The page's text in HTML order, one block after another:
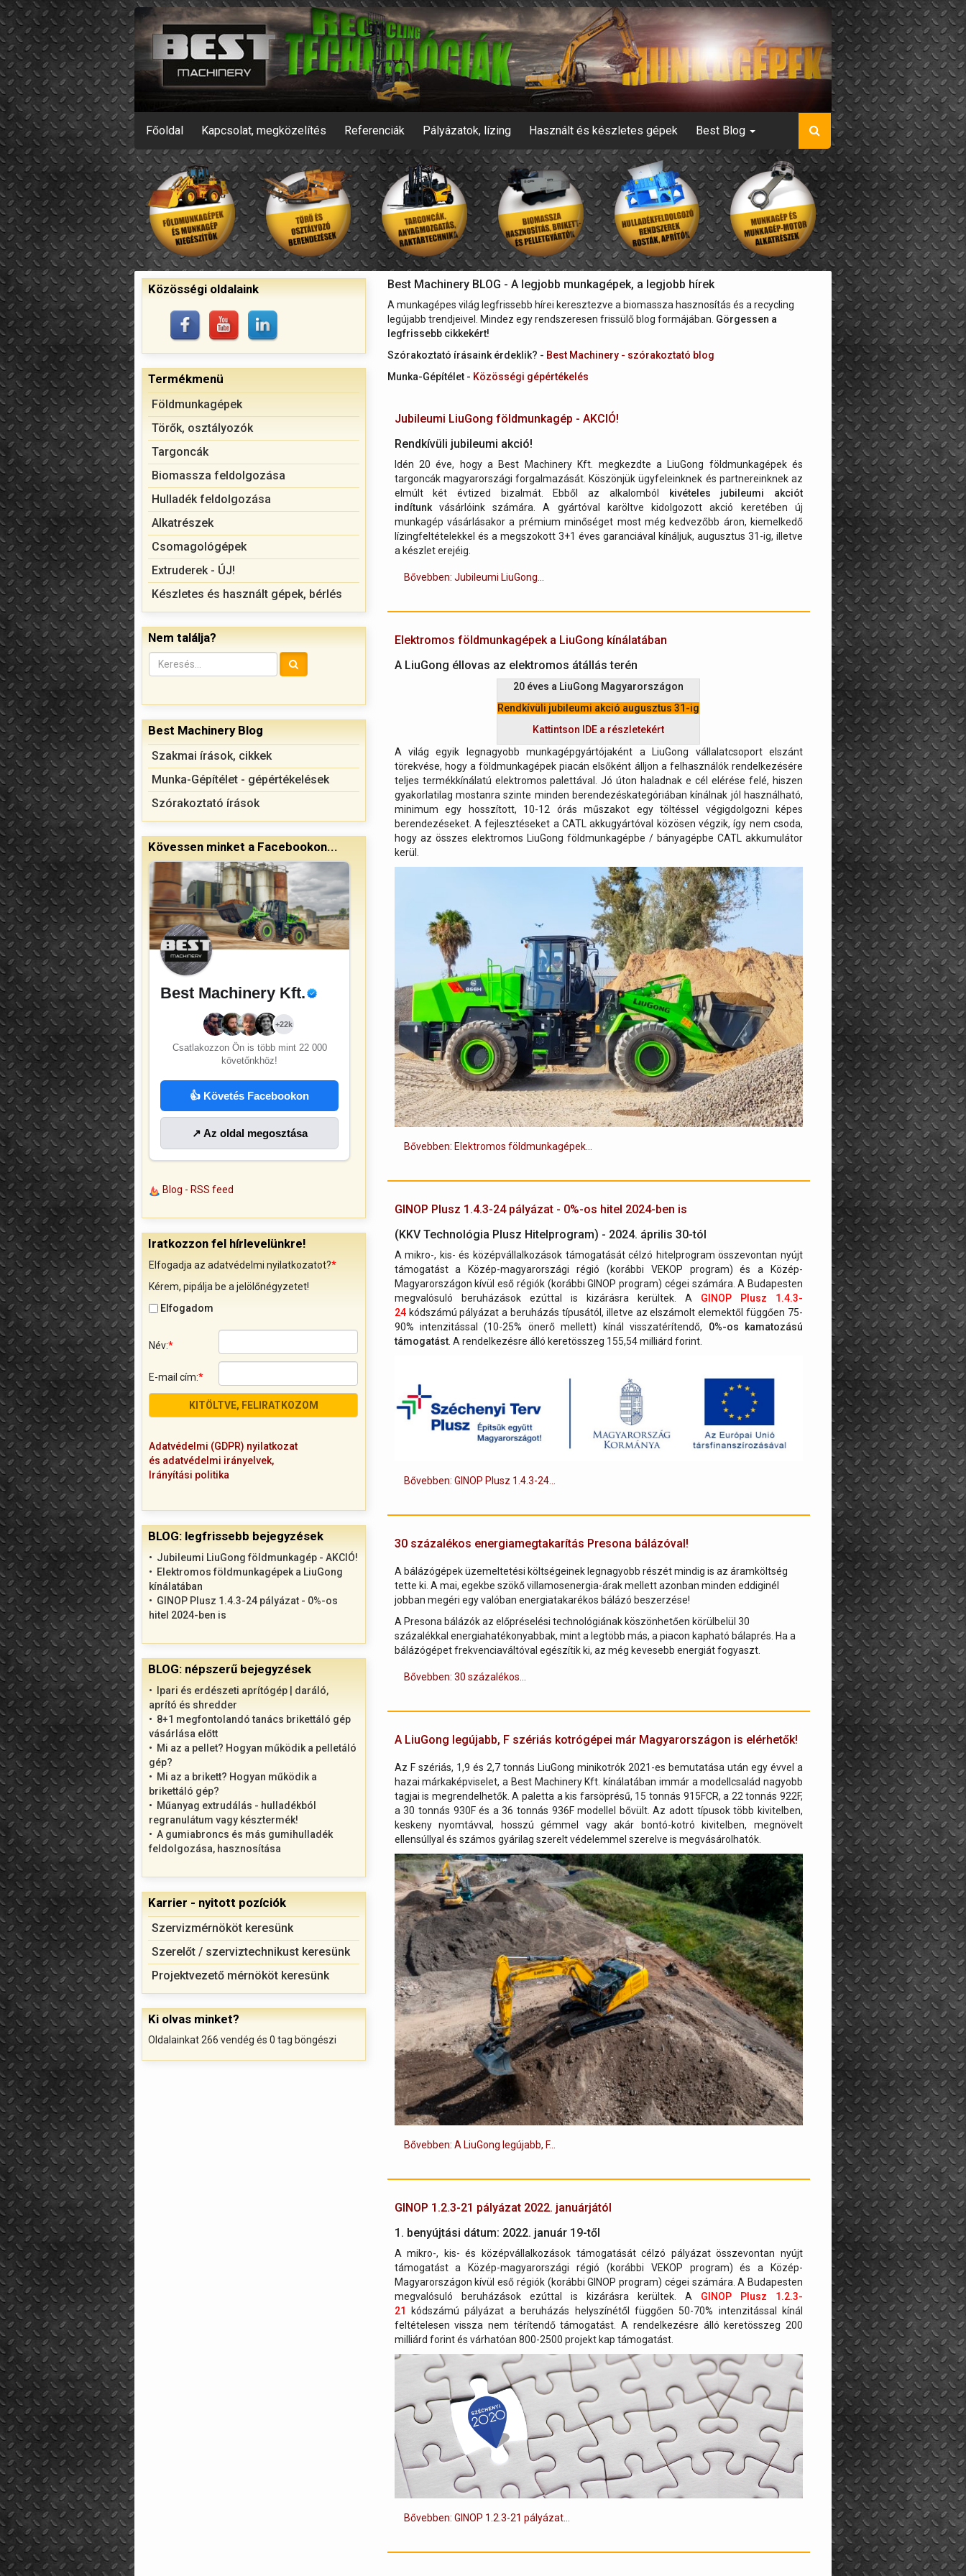
Főoldal Kapcsolat, megközelítés Referenciák Pályázatok, lízing Használt és készletes gépek Best Blog
Best Machinery BLOG - A legjobb munkagépek, a legjobb hírek
A munkagépes világ legfrissebb hírei keresztezve a biomassza hasznosítás és a recycling
legújabb trendjeivel. Mindez egy rendszeresen frissülő blog formájában. Görgessen a
legfrissebb cikkekért!
Szórakoztató írásaink érdeklik? - Best Machinery - szórakoztató blog
Munka-Gépítélet - Közösségi gépértékelés
Jubileumi LiuGong földmunkagép - AKCIÓ!
Rendkívüli jubileumi akció!
Idén 20 éve, hogy a Best Machinery Kft. megkezdte a LiuGong földmunkagépek és
targoncák magyarországi forgalmazását. Köszönjük ügyfeleinknek és partnereinknek az
elmúlt két évtized bizalmát. Ebből az alkalomból
kivételes jubileumi akciót
indítunkvásárlóink számára. A gyártóval karöltve kidolgozott akció keretében új
munkagép vásárlásakor a prémium minőséget most még kedvezőbb áron, kiemelkedő
lízingfeltételekkel és a megszokott 3+1 éves garanciával kínáljuk, augusztus 31-ig, illetve
a készlet erejéig.
Bővebben: Jubileumi LiuGong...
Elektromos földmunkagépek a LiuGong kínálatában
A LiuGong éllovas az elektromos átállás terén
20 éves a LiuGong Magyarországon
Rendkívüli jubileumi akció augusztus 31-ig
Kattintson IDE a részletekért
A világ egyik legnagyobb munkagépgyártójaként a LiuGong vállalatcsoport elszánt
törekvése, hogy a földmunkagépek piacán elsőként álljon a felhasználók rendelkezésére
teljes termékkínálatú elektromos palettával. Jó úton haladnak e cél elérése felé, hiszen
gyakorlatilag mostanra szinte minden berendezéskategóriában kínálnak jól használható,
minimum egy hosszított, 10-12 órás műszakot egy töltéssel végigdolgozni képes
berendezéseket. A fejlesztéseket a CATL akkugyártóval közösen végzik, így nem csoda,
hogy az összes elektromos LiuGong földmunkagépbe / bányagépbe CATL akkumulátor
kerül.
Bővebben: Elektromos földmunkagépek...
GINOP Plusz 1.4.3-24 pályázat - 0%-os hitel 2024-ben is
(KKV Technológia Plusz Hitelprogram) - 2024. április 30-tól
A mikro-, kis- és középvállalkozások támogatását célzó hitelprogram összevontan nyújt
támogatást a Közép-magyarországi régió (korábbi VEKOP program) és a Közép-
Magyarországon kívül eső régiók (korábbi GINOP program) cégei számára. A Budapesten
megvalósuló beruházások ezúttal is kizárásra kerültek. A GINOP Plusz 1.4.3-
24kódszámú pályázat a beruházás típusától, illetve az elszámolt elemektől függően 75-
90% intenzitással (10-25% önerő mellett) kínál visszatérítendő, 0%-os kamatozású
támogatást. A rendelkezésre álló keretösszeg 155,54 milliárd forint.
Bővebben: GINOP Plusz 1.4.3-24...
30 százalékos energiamegtakarítás Presona bálázóval!
A bálázógépek üzemeltetési költségeinek legnagyobb részét mindig is az áramköltség
tette ki. A mai, egekbe szökő villamosenergia-árak mellett azonban minden eddiginél
jobban megéri egy valóban energiatakarékos bálázó beszerzése!
A Presona bálázók az előpréselési technológiának köszönhetően körülbelül 30
százalékkal energiahatékonyabbak, mint a legtöbb más, a piacon kapható bálaprés. Ha a
bálázógépet frekvenciaváltóval egészítik ki, az még kevesebb energiát fogyaszt.
Bővebben: 30 százalékos...
A LiuGong legújabb, F szériás kotrógépei már Magyarországon is elérhetők!
Az F szériás, 1,9 és 2,7 tonnás LiuGong minikotrók 2021-es bemutatása után egy évvel a
hazai márkaképviselet, a Best Machinery Kft. kínálatában immár a modellcsalád nagyobb
tagjai is megrendelhetők. A paletta a kis farsöprésű, 15 tonnás 915FCR, a 22 tonnás 922F,
a 30 tonnás 930F és a 36 tonnás 936F modellel bővült. Az adott típusok több kivitelben,
keskeny nyomtávval, hosszú gémmel vagy akár bontó-kotró kivitelben, megnövelt
ellensúllyal és számos gyárilag szerelt védelemmel szerelve is megvásárolhatók.
Bővebben: A LiuGong legújabb, F...
GINOP 1.2.3-21 pályázat 2022. januárjától
1. benyújtási dátum: 2022. január 19-től
A mikro-, kis- és középvállalkozások támogatását célzó pályázat összevontan nyújt
támogatást a Közép-magyarországi régió (korábbi VEKOP program) és a Közép-
Magyarországon kívül eső régiók (korábbi GINOP program) cégei számára. A Budapesten
megvalósuló beruházások ezúttal is kizárásra kerültek. A GINOP Plusz 1.2.3-
21
kódszámú pályázat a beruházás helyszínétől függően 50-70% intenzitással kínál
feltételesen vissza nem térítendő támogatást. A rendelkezésre álló keretösszeg 200
milliárd forint és várhatóan 800-2500 projekt kap támogatást.
Bővebben: GINOP 1.2.3-21 pályázat...
Közösségi oldalaink
Termékmenü
Földmunkagépek
Törők, osztályozók
Targoncák
Biomassza feldolgozása
Hulladék feldolgozása
Alkatrészek
Csomagológépek
Extruderek - ÚJ!
Készletes és használt gépek, bérlés
Nem találja?
Best Machinery Blog
Szakmai írások, cikkek
Munka-Gépítélet - gépértékelések
Szórakoztató írások
Kövessen minket a Facebookon...
Best Machinery Kft.
+22k
Csatlakozzon Ön is több mint 22 000
követőnkhöz!
👍 Követés Facebookon
↗ Az oldal megosztása
Blog - RSS feed
Iratkozzon fel hírlevelünkre!
Elfogadja az adatvédelmi nyilatkozatot?*
Kérem, pipálja be a jelölőnégyzetet!
Elfogadom
Név:*
E-mail cím:*
Adatvédelmi (GDPR) nyilatkozat
és adatvédelmi irányelvek,
Irányítási politika
BLOG: legfrissebb bejegyzések
Jubileumi LiuGong földmunkagép - AKCIÓ!
Elektromos földmunkagépek a LiuGong
kínálatában
GINOP Plusz 1.4.3-24 pályázat - 0%-os
hitel 2024-ben is
BLOG: népszerű bejegyzések
Ipari és erdészeti aprítógép | daráló,
aprító és shredder
8+1 megfontolandó tanács brikettáló gép
vásárlása előtt
Mi az a pellet? Hogyan működik a pelletáló
gép?
Mi az a brikett? Hogyan működik a
brikettáló gép?
Műanyag extrudálás - hulladékból
regranulátum vagy késztermék!
A gumiabroncs és más gumihulladék
feldolgozása, hasznosítása
Karrier - nyitott pozíciók
Szervizmérnököt keresünk
Szerelőt / szerviztechnikust keresünk
Projektvezető mérnököt keresünk
Ki olvas minket?
Oldalainkat 266 vendég és 0 tag böngészi